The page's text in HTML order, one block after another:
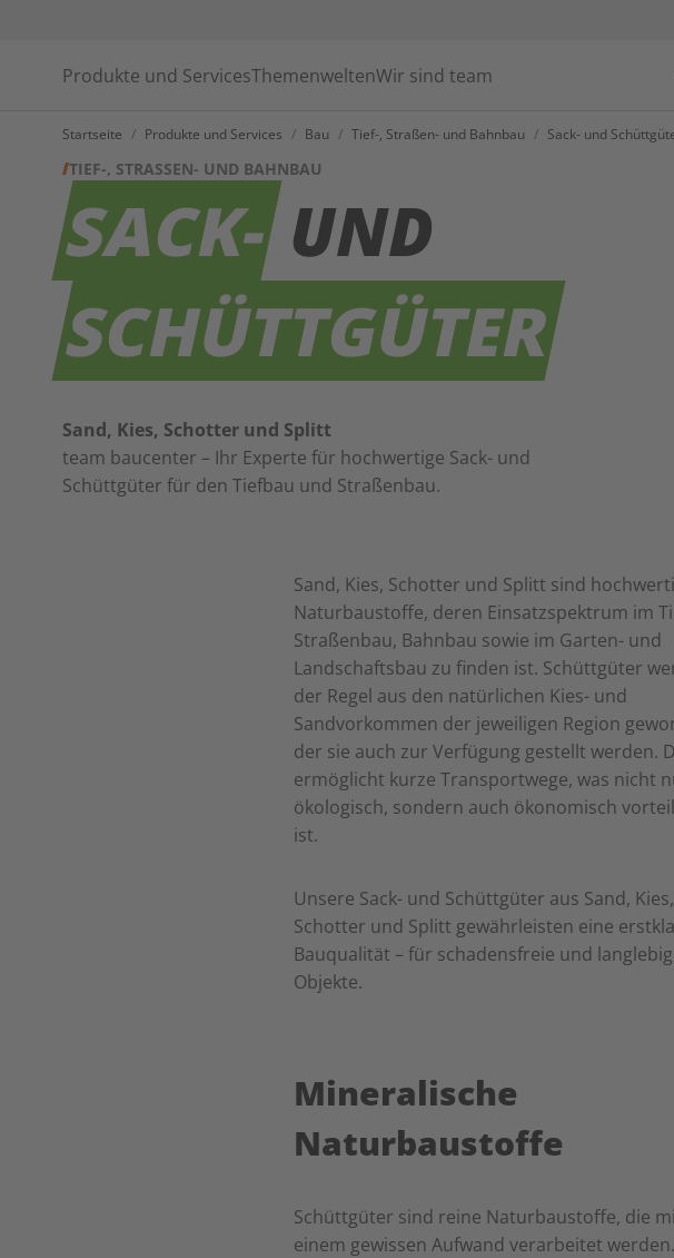
Produkte und ServicesThemenweltenWir sind team
Startseite / Produkte und Services / Bau / Tief-, Straßen- und Bahnbau / Sack- und
TIEF-, STRASSEN- UND BAHNBAU
SACK-UND
SCHÜTTGÜTER
Sand, Kies, Schotter und Splitt
team baucenter – Ihr Experte für hochwertige Sack- und
Schüttgüter für den Tiefbau und Straßenbau.
Sand, Kies, Schotter und Splitt sind
Naturbaustoffe, deren Einsatzspektrum im
Straßenbau, Bahnbau sowie im Garten- und
Landschaftsbau zu finden ist. Schüttgüter
der Regel aus den natürlichen Kies- und
Sandvorkommen der jeweiligen Region
der sie auch zur Verfügung gestellt werden.
ermöglicht kurze Transportwege, was nicht
ökologisch, sondern auch ökonomisch
ist.
Unsere Sack- und Schüttgüter aus Sand, Kies,
Schotter und Splitt gewährleisten eine
Bauqualität – für schadensfreie und
Objekte.
Mineralische
Naturbaustoffe
Schüttgüter sind reine Naturbaustoffe, die
einem gewissen Aufwand verarbeitet werden.